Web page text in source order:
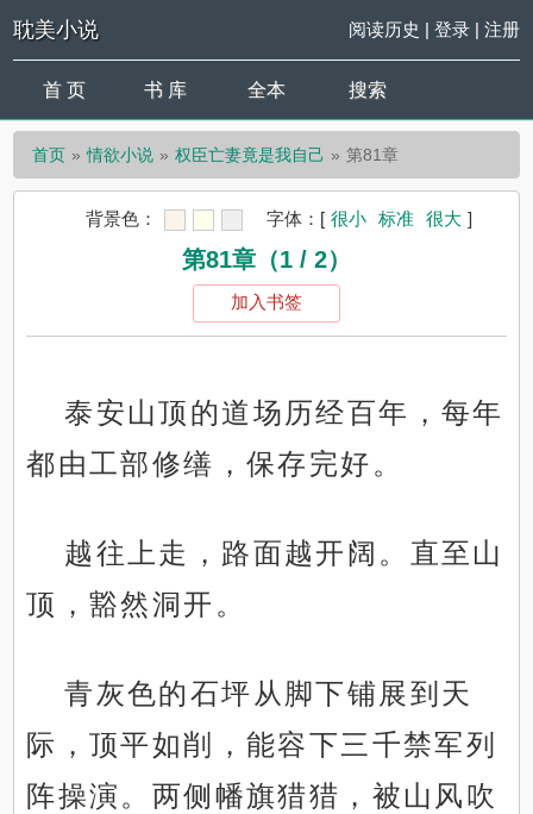
耽美小说 阅读历史 | 登录| 注册
首 页 书 库 全本 搜索
首页 情欲小说 权臣亡妻竟是我自己 第81章
背景色： 字体： [ 很小 标准 很大 ]
第81章（1 / 2）
加入书签
泰安山顶的道场历经百年，每年
都由工部修缮，保存完好。
越往上走，路面越开阔。直至山
顶，豁然洞开。
青灰色的石坪从脚下铺展到天
际，顶平如削，能容下三千禁军列
阵操演。两侧幡旗猎猎，被山风吹